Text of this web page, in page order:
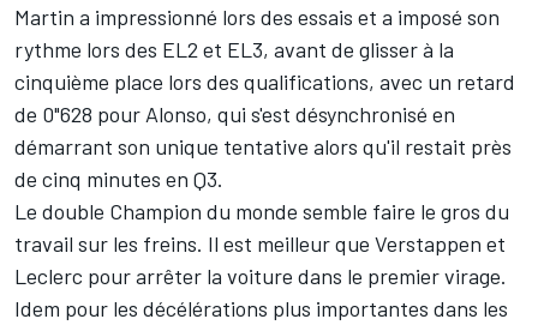
Martin a impressionné lors des essais et a imposé son
rythme lors des EL2 et EL3, avant de glisser à la
cinquième place lors des qualifications, avec un retard
de 0"628 pour Alonso, qui s'est désynchronisé en
démarrant son unique tentative alors qu'il restait près
de cinq minutes en Q3.
Le double Champion du monde semble faire le gros du
travail sur les freins. Il est meilleur que Verstappen et
Leclerc pour arrêter la voiture dans le premier virage.
Idem pour les décélérations plus importantes dans les